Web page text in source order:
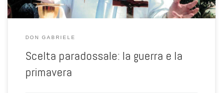
DON GABRIELE
Scelta paradossale: la guerra e la
primavera